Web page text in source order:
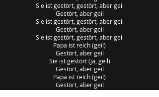
Sie ist gestört, gestört, aber geil
Gestört, aber geil
Sie ist gestört, gestört, aber geil
Gestört, aber geil
Sie ist gestört, gestört, aber geil
Papa ist reich (geil)
Gestört, aber geil
Sie ist gestört (ja, geil)
Gestört, aber geil
Papa ist reich (geil)
Gestört, aber geil
Sie ist gestört (ja, geil, ja)